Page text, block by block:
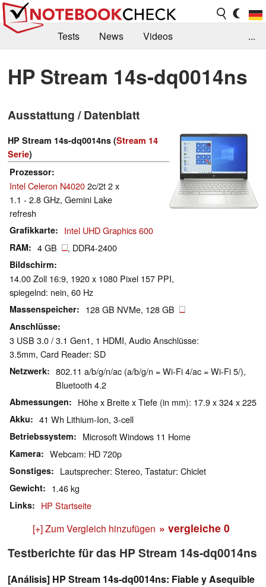
Tests News
Videos
Kaufberatung
Deals Suche
Jobs
Forum
...
HP Stream 14s-dq0014ns
Ausstattung / Datenblatt
HP Stream 14s-dq0014ns (Stream 14
Serie)
Prozessor
Intel Celeron N40202c/2t 2 x
1.1 - 2.8 GHz, Gemini Lake
refresh
Grafikkarte Intel UHD Graphics 600
RAM 4 GB , DDR4-2400
Bildschirm
14.00 Zoll 16:9, 1920 x 1080 Pixel 157 PPI,
spiegelnd: nein, 60 Hz
Massenspeicher 128 GB NVMe, 128 GB
Anschlüsse
3 USB 3.0 / 3.1 Gen1, 1 HDMI, Audio Anschlüsse:
3.5mm, Card Reader: SD
Netzwerk
802.11 a/b/g/n/ac (a/b/g/n = Wi-Fi 4/ac = Wi-Fi 5/),
Bluetooth 4.2
Abmessungen Höhe x Breite x Tiefe (in mm): 17.9 x 324 x 225
Akku 41 Wh Lithium-Ion, 3-cell
Betriebssystem Microsoft Windows 11 Home
Kamera Webcam: HD 720p
Sonstiges Lautsprecher: Stereo, Tastatur: Chiclet
Gewicht 1.46 kg
Links HP Startseite
[+] Zum Vergleich hinzufügen » vergleiche 0
Testberichte für das HP Stream 14s-dq0014ns
[Análisis] HP Stream 14s-dq0014ns: Fiable y Asequible